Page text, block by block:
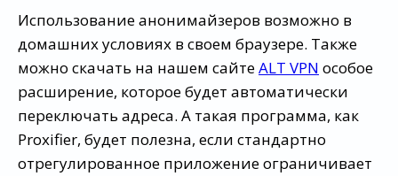
Использование анонимайзеров возможно в
домашних условиях в своем браузере. Также
можно скачать на нашем сайтеALT VPN особое
расширение, которое будет автоматически
переключать адреса. А такая программа, как
Proxifier, будет полезна, если стандартно
отрегулированное приложение ограничивает